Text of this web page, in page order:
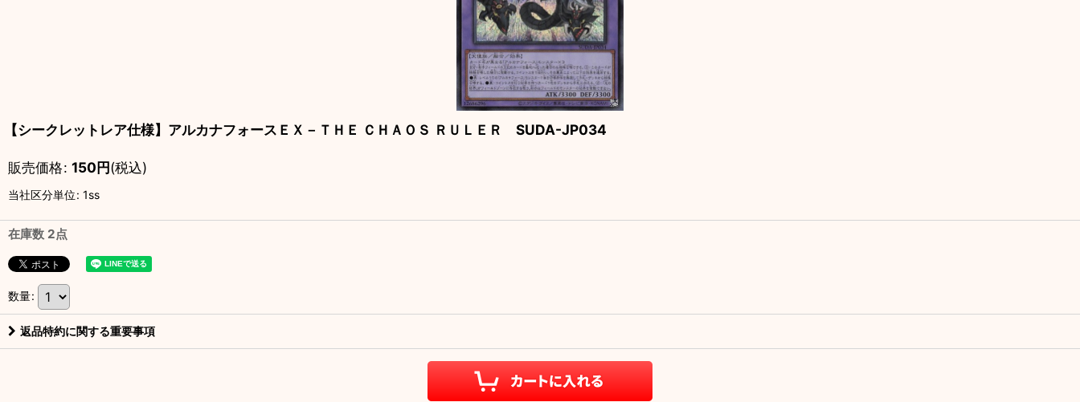
【シークレットレア仕様】アルカナフォースＥＸ－ＴＨＥ ＣＨＡＯＳ ＲＵＬＥＲ SUDA-JP034
販売価格: 150円(税込)
当社区分単位: 1ss
在庫数 2点
数量:
返品特約に関する重要事項